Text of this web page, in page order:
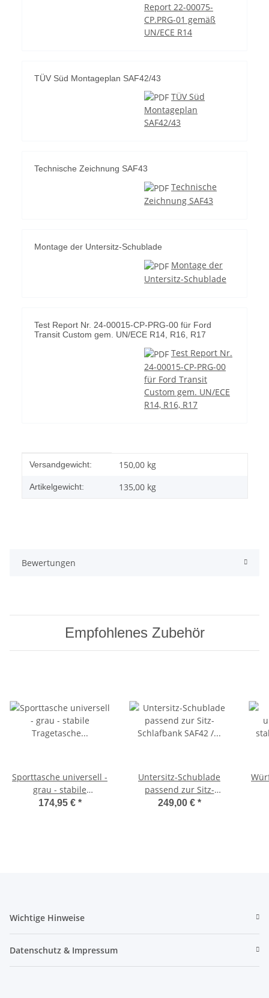
Report 22-00075-
CP.PRG-01 gemäß
UN/ECE R14
TÜV Süd Montageplan SAF42/43
TÜV Süd
Montageplan
SAF42/43
Technische Zeichnung SAF43
Technische
Zeichnung SAF43
Montage der Untersitz-Schublade
Montage der
Untersitz-Schublade
Test Report Nr. 24-00015-CP-PRG-00 für Ford
Transit Custom gem. UN/ECE R14, R16, R17
Test Report Nr.
24-00015-CP-PRG-00
für Ford Transit
Custom gem. UN/ECE
R14, R16, R17
Produkteigenschaft
Wert
Versandgewicht: 150,00 kg
Artikelgewicht: 135,00 kg
Bewertungen
Empfohlenes Zubehör
Sporttasche universell -
grau - stabile
Tragetasche für
174,95 € *
Untersitz-Schublade
passend zur Sitz-
Schlafbank SAF42 /
249,00 € *
Wichtige Hinweise
Datenschutz & Impressum